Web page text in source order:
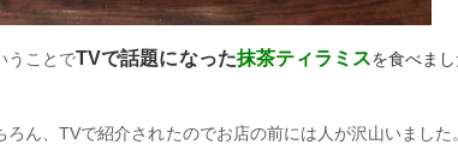
うことでTVで話題になった抹茶ティラミスを食べまし
ろん、TVで紹介されたのでお店の前には人が沢山いました